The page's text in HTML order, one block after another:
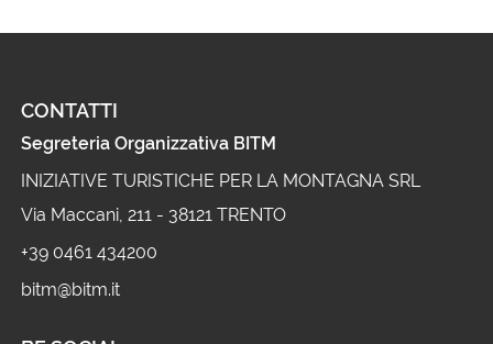
CONTATTI
Segreteria Organizzativa BITM
INIZIATIVE TURISTICHE PER LA MONTAGNA SRL
Via Maccani, 211 - 38121 TRENTO
+39 0461 434200
bitm@bitm.it